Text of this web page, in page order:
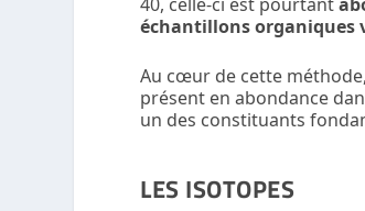
échantillons organiques
Au cœur de cette méthode,
présent en abondance
un des constituants
LES ISOTOPES